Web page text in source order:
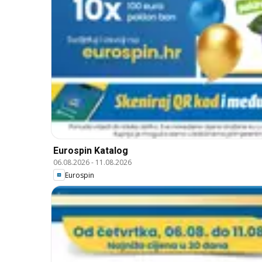
Eurospin Katalog
06.08.2026- 11.08.2026
Eurospin